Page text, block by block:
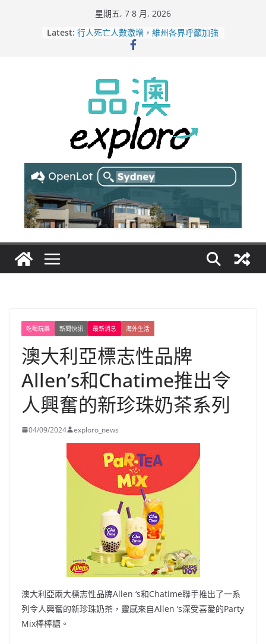
星期五, 7 8 月, 2026
Latest: 行人死亡人數激增，維州各界呼籲加強
美商二手巨頭進駐吉朗，在地慈善小店
憂生存空間遭擠壓
電動車電池爭端隱憂浮現！經銷商警告
澳洲恐迎訴訟浪潮
拒絕白工！ Aldi涉強迫無薪加班 掏
5500萬澳元和解
吃喝玩樂 新聞快訊 最新消息 海外生活
澳大利亞標志性品牌
Allen’s和Chatime推出令
人興奮的新珍珠奶茶系列
04/09/2024 exploro_news
澳大利亞兩大標志性品牌Allen ‘s和Chatime聯手推出了一系
列令人興奮的新珍珠奶茶，靈感來自Allen ‘s深受喜愛的Party
Mix棒棒糖。